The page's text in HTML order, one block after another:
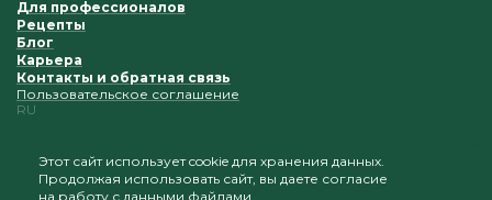
Для профессионалов
Рецепты
Блог
Карьера
Контакты и обратная связь
Пользовательское соглашение
RU
Приветствуется копирование и размещение
Этот сайт использует cookie для хранения данных.
Продолжая использовать сайт, вы даете согласие
на работу с данными файлами.